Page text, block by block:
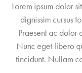
Lorem ipsum dolor
dignissim cursus
Praesent ac dolor
Nunc eget libero
tincidunt. Nullam